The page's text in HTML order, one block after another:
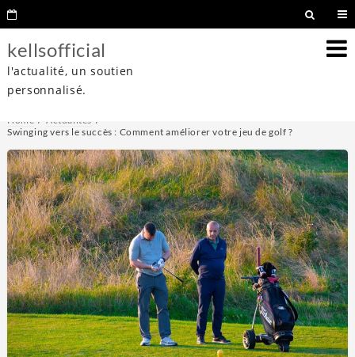
kellsofficial
l'actualité, un soutien
personnalisé.
Home
Actualités
Swinging vers le succès : Comment améliorer votre jeu de golf ?